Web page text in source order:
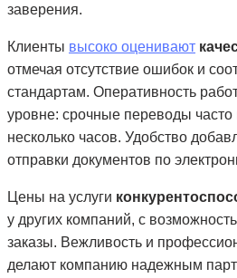
заверения.
Клиенты высоко оценивают
отмечая отсутствие ошибок и
стандартам. Оперативность
уровне: срочные переводы
несколько часов. Удобство
отправки документов по
Цены на услуги
у других компаний, с
заказы. Вежливость и
делают компанию надежным